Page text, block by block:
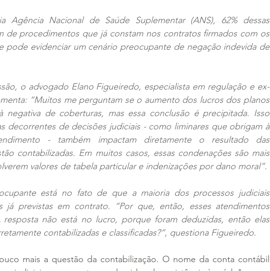
Agência Nacional de Saúde Suplementar (ANS), 62% dessas
de procedimentos que já constam nos contratos firmados com os
pode evidenciar um cenário preocupante de negação indevida de
o advogado Elano Figueiredo, especialista em regulação e ex-
“Muitos me perguntam se o aumento dos lucros dos planos
negativa de coberturas, mas essa conclusão é precipitada. Isso
decorrentes de decisões judiciais - como liminares que obrigam à
- também impactam diretamente o resultado das
contabilizadas. Em muitos casos, essas condenações são mais
valores de tabela particular e indenizações por dano moral”.
está no fato de que a maioria dos processos judiciais
já previstas em contrato. “Por que, então, esses atendimentos
resposta não está no lucro, porque foram deduzidas, então elas
contabilizadas e classificadas?”, questiona Figueiredo.
mais a questão da contabilização. O nome da conta contábil